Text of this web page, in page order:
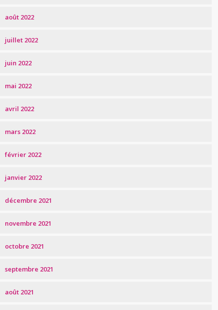
août 2022
juillet 2022
juin 2022
mai 2022
avril 2022
mars 2022
février 2022
janvier 2022
décembre 2021
novembre 2021
octobre 2021
septembre 2021
août 2021